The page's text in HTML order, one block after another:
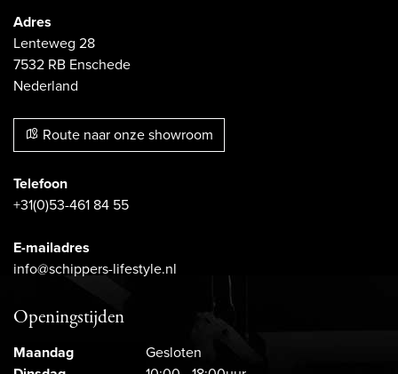
Adres
Lenteweg 28
7532 RB Enschede
Nederland
Route naar onze showroom
Telefoon
+31(0)53-461 84 55
E-mailadres
info@schippers-lifestyle.nl
Openingstijden
Maandag
Gesloten